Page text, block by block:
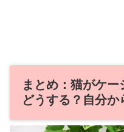
まとめ：猫がケ
どうする？自分